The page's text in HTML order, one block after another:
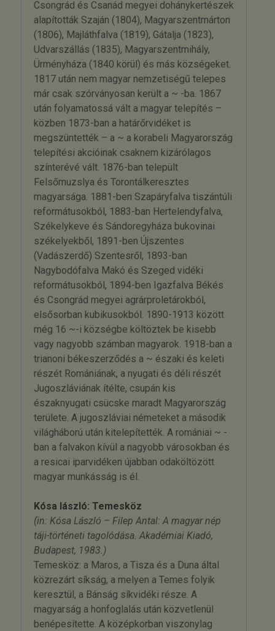
Csongrád és Csanád megyei dohánykertészek
alapították Szaján (1804), Magyarszentmárton
(1806), Majláthfalva (1819), Gátalja (1823),
Udvarszállás (1835), Magyarszentmihály,
Ürményháza (1840 körül) és más községeket.
1817 után nem magyar nemzetiségű telepes
már csak szórványosan került a ~ -ba. 1867
után folyamatossá vált a magyar telepítés –
közben 1873-ban a határőrvidéket is
megszüntették – a ~ a korabeli Magyarország
telepítési akcióinak csaknem kizárólagos
színterévé vált. 1876-ban települt
Felsőmuzslya és Torontálkeresztes
magyarsága. 1881-ben Szapáryfalva tiszántúli
reformátusokból, 1883-ban Hertelendyfalva,
Székelykeve és Sándoregyháza bukovinai
székelyekből, 1891-ben Újszentes
(Vadászerdő) Szentesről, 1893-ban
Nagybodófalva Makó és Szeged vidéki
reformátusokból, 1894-ben Igazfalva Békés
és Csongrád megyei agrárproletárokból,
elsősorban kubikusokból. 1890-1913 között
még 16 ~-i községbe költöztek be kisebb
vagy nagyobb számban magyarok. 1918-ban a
trianoni békeszerződés a ~ északi és keleti
részét Romániának, a nyugati és déli részét
Jugoszláviának ítélte, csupán kis
északnyugati csücske maradt Magyarország
területe. A jugoszláviai németeket a második
világháború után kitelepítették. A romániai ~ -
ban a falvakon kívül a nagyobb városokban és
a resicai iparvidéken újabban odaköltözött
magyar munkásság is él.
Kósa lászló: Temesköz
(in: Kósa László – Filep Antal: A magyar nép
táji-történeti tagolódása. Akadémiai Kiadó,
Budapest, 1983.)
Temesköz: a Maros, a Tisza és a Duna által
közrezárt síkság, a melyen a Temes folyik
keresztül, a Bánság síkvidéki része. A
magyarság a honfoglalás után közvetlenül
benépesítette. A középkorban viszonylag